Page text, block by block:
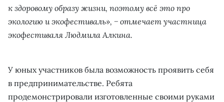
к здоровому образу жизни, поэтому всё это про
экологию и экофестиваль», − отмечает участница
экофестиваля Людмила Алкина.
У юных участников была возможность проявить себя
в предпринимательстве. Ребята
продемонстрировали изготовленные своими руками